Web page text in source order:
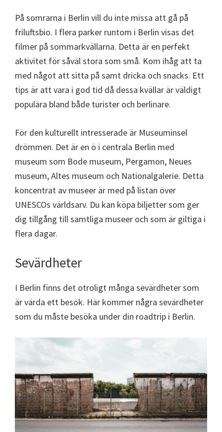
På somrarna i Berlin vill du inte missa att gå på
friluftsbio. I flera parker runtom i Berlin visas det
filmer på sommarkvällarna. Detta är en perfekt
aktivitet för såväl stora som små. Kom ihåg att ta
med något att sitta på samt dricka och snacks. Ett
tips är att vara i god tid då dessa kvällar är väldigt
populära bland både turister och berlinare.
För den kulturellt intresserade är Museuminsel
drömmen. Det är en ö i centrala Berlin med
museum som Bode museum, Pergamon, Neues
museum, Altes museum och Nationalgalerie. Detta
koncentrat av museer är med på listan över
UNESCOs världsarv. Du kan köpa biljetter som ger
dig tillgång till samtliga museer och som är giltiga i
flera dagar.
Sevärdheter
I Berlin finns det otroligt många sevärdheter som
är värda ett besök. Här kommer några sevärdheter
som du måste besöka under din roadtrip i Berlin.